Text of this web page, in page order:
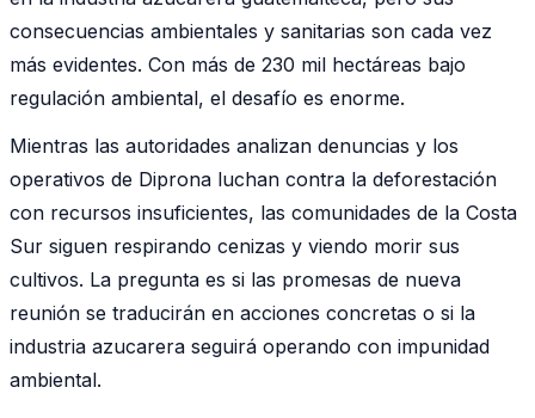
consecuencias ambientales y sanitarias son cada vez
más evidentes. Con más de 230 mil hectáreas bajo
regulación ambiental, el desafío es enorme.
Mientras las autoridades analizan denuncias y los
operativos de Diprona luchan contra la deforestación
con recursos insuficientes, las comunidades de la Costa
Sur siguen respirando cenizas y viendo morir sus
cultivos. La pregunta es si las promesas de nueva
reunión se traducirán en acciones concretas o si la
industria azucarera seguirá operando con impunidad
ambiental.